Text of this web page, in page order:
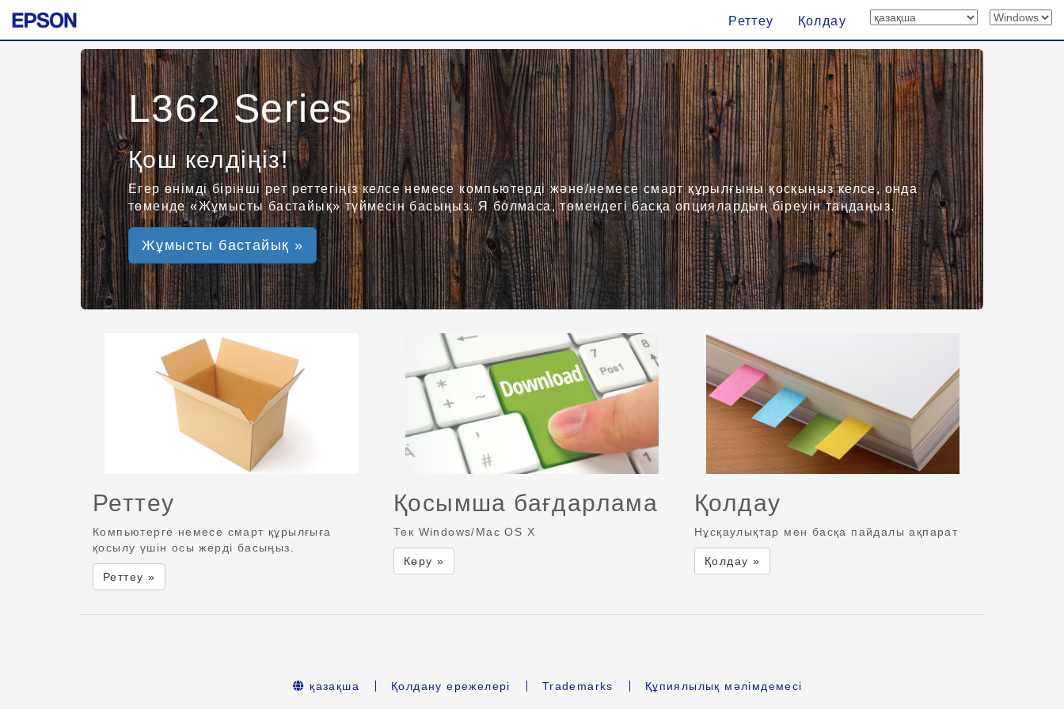
Реттеу Қолдау
L362 Series
Қош келдіңіз!
Егер өнімді бірінші рет реттегіңіз келсе немесе компьютерді және/немесе смарт құрылғыны қосқыңыз келсе, онда
төменде «Жұмысты бастайық» түймесін басыңыз. Я болмаса, төмендегі басқа опциялардың біреуін таңдаңыз.
Жұмысты бастайық »
Реттеу
Компьютерге немесе смарт құрылғыға
қосылу үшін осы жерді басыңыз.
Реттеу »
Қосымша бағдарлама
Тек Windows/Mac OS X
Көру »
Қолдау
Нұсқаулықтар мен басқа пайдалы ақпарат
Қолдау »
қазақша Қолдану ережелері Trademarks Құпиялылық мәлімдемесі